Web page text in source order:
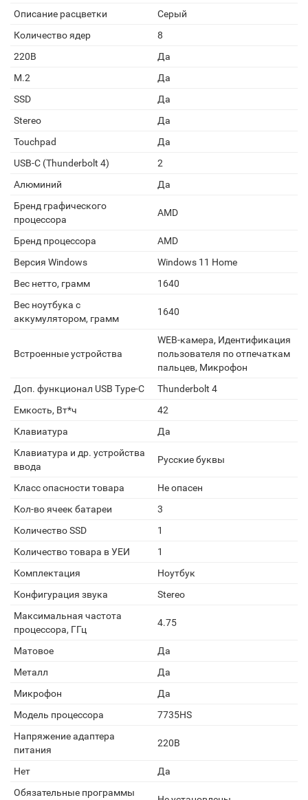
Описание расцветки
Серый
Количество ядер
8
220В
Да
M.2
Да
SSD
Да
Stereo
Да
Touchpad
Да
USB-C (Thunderbolt 4)
2
Алюминий
Да
Бренд графического
процессора
AMD
Бренд процессора
AMD
Версия Windows
Windows 11 Home
Вес нетто, грамм
1640
Вес ноутбука с
аккумулятором, грамм
1640
Встроенные устройства
WEB-камера, Идентификация
пользователя по отпечаткам
пальцев, Микрофон
Доп. функционал USB Type-C
Thunderbolt 4
Емкость, Вт*ч
42
Клавиатура
Да
Клавиатура и др. устройства
ввода
Русские буквы
Класс опасности товара
Не опасен
Кол-во ячеек батареи
3
Количество SSD
1
Количество товара в УЕИ
1
Комплектация
Ноутбук
Конфигурация звука
Stereo
Максимальная частота
процессора, ГГц
4.75
Матовое
Да
Металл
Да
Микрофон
Да
Модель процессора
7735HS
Напряжение адаптера
питания
220В
Нет
Да
Обязательные программы